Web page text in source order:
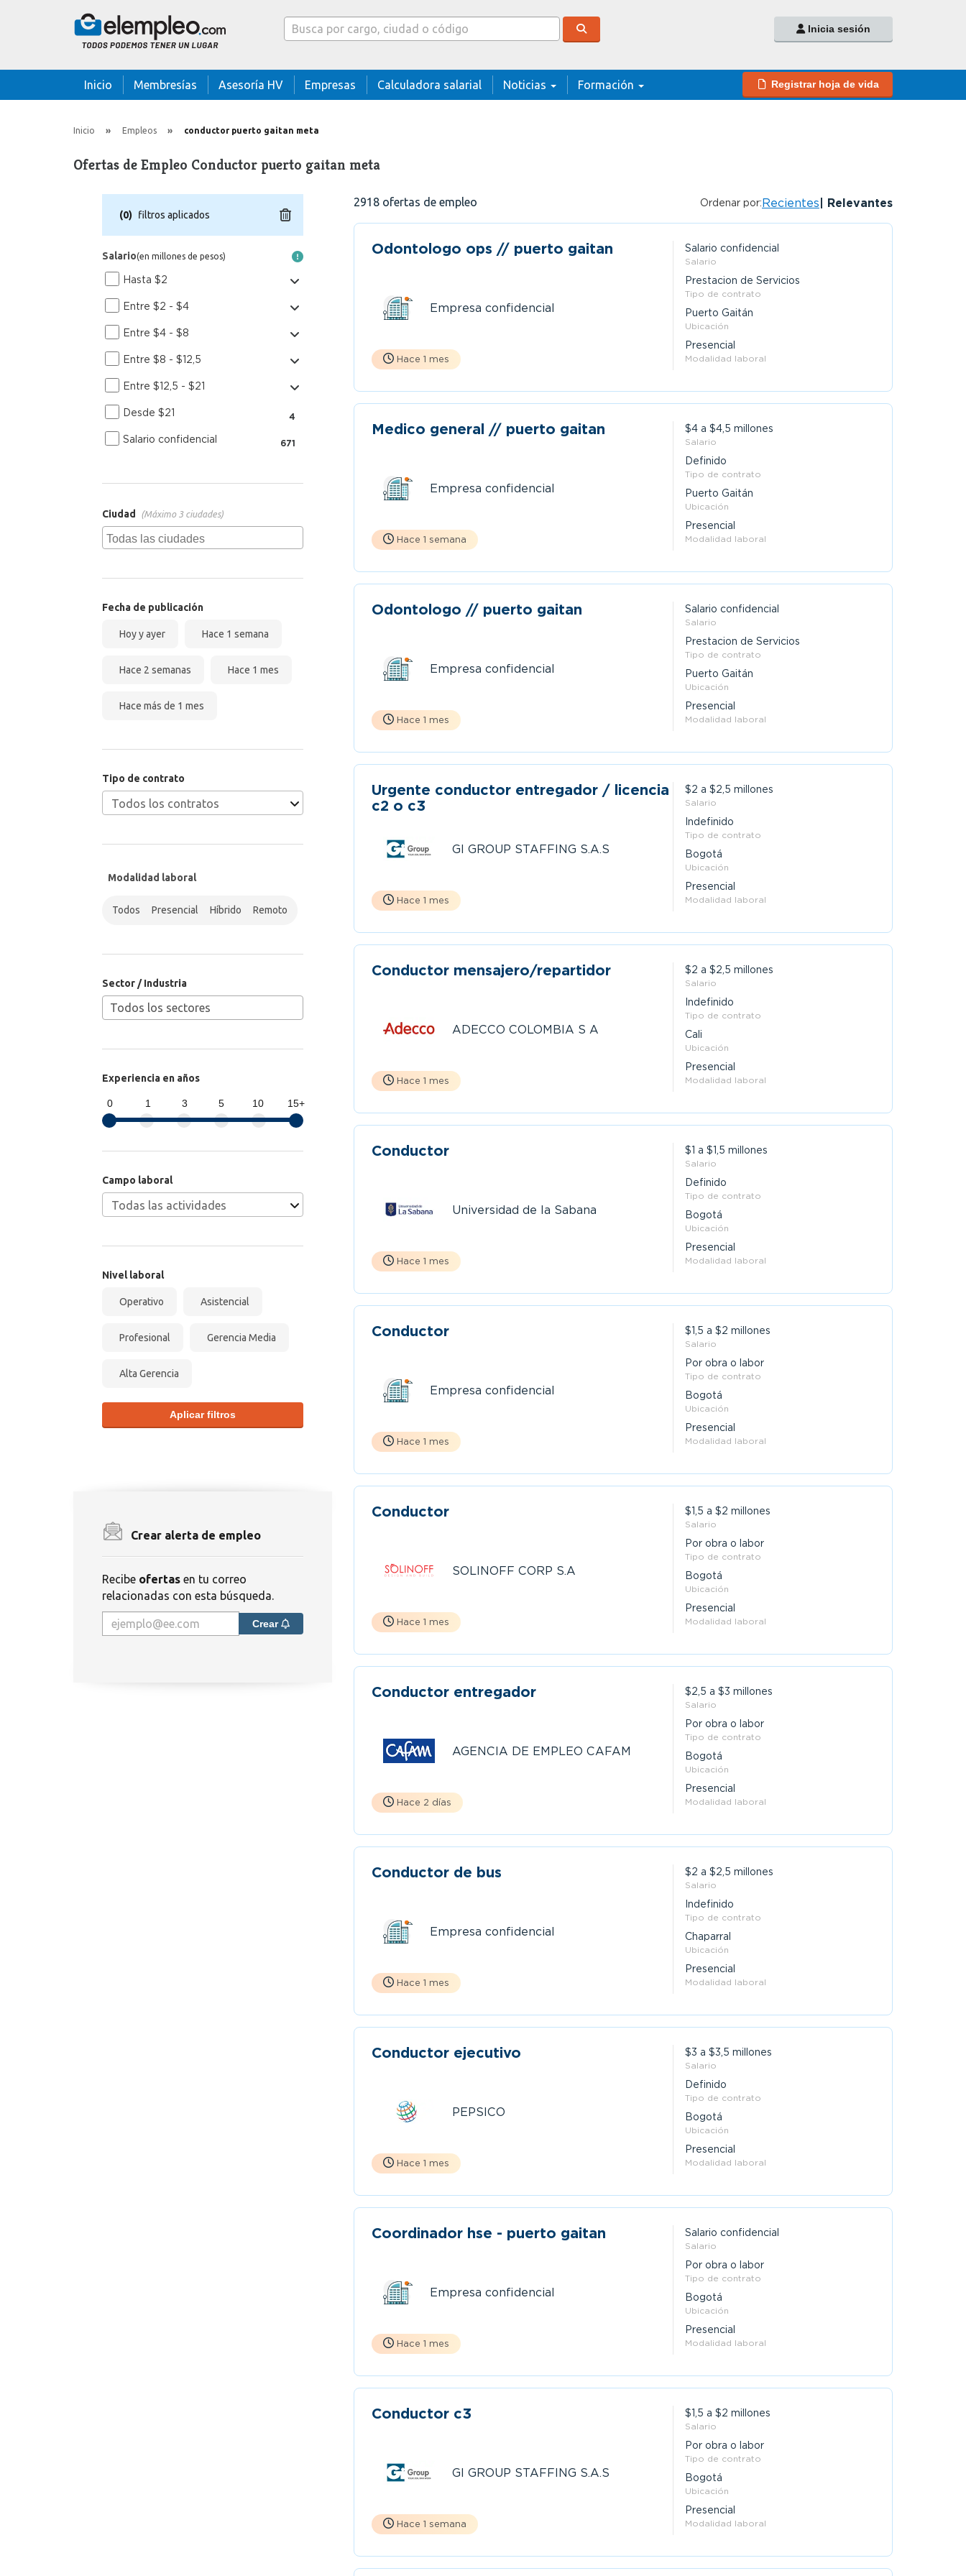
Caja buscador
Inicia sesión
Inicio Membresías Asesoría HV Empresas Calculadora salarial Noticias Formación Registrar hoja de vida
Inicio Empleos conductor puerto gaitan meta
Ofertas de Empleo Conductor puerto gaitan meta
2918 ofertas de empleo Ordenar por:Recientes Relevantes
Odontologo ops // puerto gaitan
Empresa confidencial
Hace 1 mes
Salario confidencial
Salario
Prestacion de Servicios
Tipo de contrato
Puerto Gaitán
Ubicación
Presencial
Modalidad laboral
Medico general // puerto gaitan
Empresa confidencial
Hace 1 semana
$4 a $4,5 millones
Salario
Definido
Tipo de contrato
Puerto Gaitán
Ubicación
Presencial
Modalidad laboral
Odontologo // puerto gaitan
Empresa confidencial
Hace 1 mes
Salario confidencial
Salario
Prestacion de Servicios
Tipo de contrato
Puerto Gaitán
Ubicación
Presencial
Modalidad laboral
Urgente conductor entregador / licencia
c2 o c3
GI GROUP STAFFING S.A.S
Hace 1 mes
$2 a $2,5 millones
Salario
Indefinido
Tipo de contrato
Bogotá
Ubicación
Presencial
Modalidad laboral
Conductor mensajero/repartidor
ADECCO COLOMBIA S A
Hace 1 mes
$2 a $2,5 millones
Salario
Indefinido
Tipo de contrato
Cali
Ubicación
Presencial
Modalidad laboral
Conductor
Universidad de la Sabana
Hace 1 mes
$1 a $1,5 millones
Salario
Definido
Tipo de contrato
Bogotá
Ubicación
Presencial
Modalidad laboral
Conductor
Empresa confidencial
Hace 1 mes
$1,5 a $2 millones
Salario
Por obra o labor
Tipo de contrato
Bogotá
Ubicación
Presencial
Modalidad laboral
Conductor
SOLINOFF CORP S.A
Hace 1 mes
$1,5 a $2 millones
Salario
Por obra o labor
Tipo de contrato
Bogotá
Ubicación
Presencial
Modalidad laboral
Conductor entregador
AGENCIA DE EMPLEO CAFAM
Hace 2 días
$2,5 a $3 millones
Salario
Por obra o labor
Tipo de contrato
Bogotá
Ubicación
Presencial
Modalidad laboral
Conductor de bus
Empresa confidencial
Hace 1 mes
$2 a $2,5 millones
Salario
Indefinido
Tipo de contrato
Chaparral
Ubicación
Presencial
Modalidad laboral
Conductor ejecutivo
PEPSICO
Hace 1 mes
$3 a $3,5 millones
Salario
Definido
Tipo de contrato
Bogotá
Ubicación
Presencial
Modalidad laboral
Coordinador hse - puerto gaitan
Empresa confidencial
Hace 1 mes
Salario confidencial
Salario
Por obra o labor
Tipo de contrato
Bogotá
Ubicación
Presencial
Modalidad laboral
Conductor c3
GI GROUP STAFFING S.A.S
Hace 1 semana
$1,5 a $2 millones
Salario
Por obra o labor
Tipo de contrato
Bogotá
Ubicación
Presencial
Modalidad laboral
(0) filtros aplicados
Salario(en millones de pesos)
Hasta $2
Entre $2 - $4
Entre $4 - $8
Entre $8 - $12,5
Entre $12,5 - $21
Desde $21 4
Salario confidencial 671
Ciudad (Máximo 3 ciudades)
Fecha de publicación
Hoy y ayer Hace 1 semana
Hace 2 semanas Hace 1 mes
Hace más de 1 mes
Tipo de contrato
Modalidad laboral
Todos Presencial Híbrido Remoto
Sector / Industria
Experiencia en años
0 1 3 5 10 15+
Campo laboral
Nivel laboral
Operativo Asistencial
Profesional Gerencia Media
Alta Gerencia
Aplicar filtros
Crear alerta de empleo
Recibe ofertas en tu correo
relacionadas con esta búsqueda.
Crear